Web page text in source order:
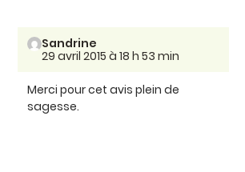
Sandrine
29 avril 2015 à 18 h 53 min
Merci pour cet avis plein de
sagesse.